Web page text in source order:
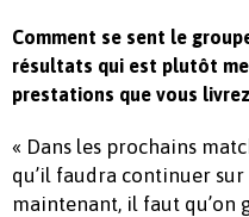
Comment se sent le
résultats qui est plutôt
prestations que vous
« Dans les prochains
qu’il faudra continuer
maintenant, il faut qu’on